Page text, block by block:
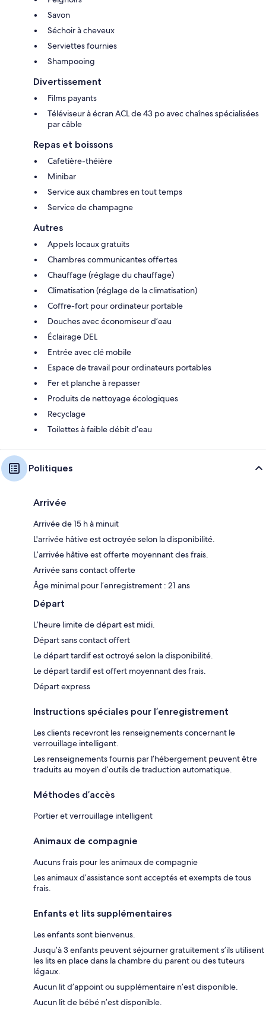
Savon
Séchoir à cheveux
Serviettes fournies
Shampooing
Divertissement
Films payants
Téléviseur à écran ACL de 43 po avec chaînes spécialisées
par câble
Repas et boissons
Cafetière-théière
Minibar
Service aux chambres en tout temps
Service de champagne
Autres
Appels locaux gratuits
Chambres communicantes offertes
Chauffage (réglage du chauffage)
Climatisation (réglage de la climatisation)
Coffre-fort pour ordinateur portable
Douches avec économiseur d’eau
Éclairage DEL
Entrée avec clé mobile
Espace de travail pour ordinateurs portables
Fer et planche à repasser
Produits de nettoyage écologiques
Recyclage
Toilettes à faible débit d’eau
Politiques
Arrivée
Arrivée de 15 h à minuit
L'arrivée hâtive est octroyée selon la disponibilité.
L’arrivée hâtive est offerte moyennant des frais.
Arrivée sans contact offerte
Âge minimal pour l’enregistrement : 21 ans
Départ
L’heure limite de départ est midi.
Départ sans contact offert
Le départ tardif est octroyé selon la disponibilité.
Le départ tardif est offert moyennant des frais.
Départ express
Instructions spéciales pour l’enregistrement
Les clients recevront les renseignements concernant le
verrouillage intelligent.
Les renseignements fournis par l’hébergement peuvent être
traduits au moyen d’outils de traduction automatique.
Méthodes d’accès
Portier et verrouillage intelligent
Animaux de compagnie
Aucuns frais pour les animaux de compagnie
Les animaux d’assistance sont acceptés et exempts de tous
frais.
Enfants et lits supplémentaires
Les enfants sont bienvenus.
Jusqu’à 3 enfants peuvent séjourner gratuitement s’ils utilisent
les lits en place dans la chambre du parent ou des tuteurs
légaux.
Aucun lit d’appoint ou supplémentaire n’est disponible.
Aucun lit de bébé n’est disponible.